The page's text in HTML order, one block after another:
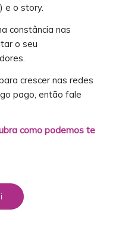
e o story.
constância nas
o seu
crescer nas redes
pago, então fale
como podemos te